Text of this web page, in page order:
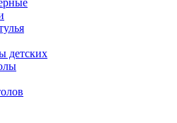
детских